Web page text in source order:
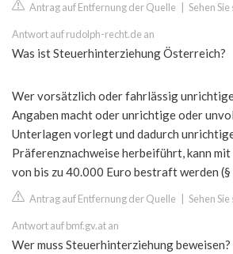
Antrag auf Entfernung der Quelle Sehen
Antwort auf rudolph-recht.de an
Was ist Steuerhinterziehung Österreich?
Wer vorsätzlich oder fahrlässig
Angaben macht oder unrichtige oder
Unterlagen vorlegt und dadurch
Präferenznachweise herbeiführt, kann
von bis zu 40.000 Euro bestraft werden
Antrag auf Entfernung der Quelle Sehen
Antwort auf bmf.gv.at an
Wer muss Steuerhinterziehung beweisen?